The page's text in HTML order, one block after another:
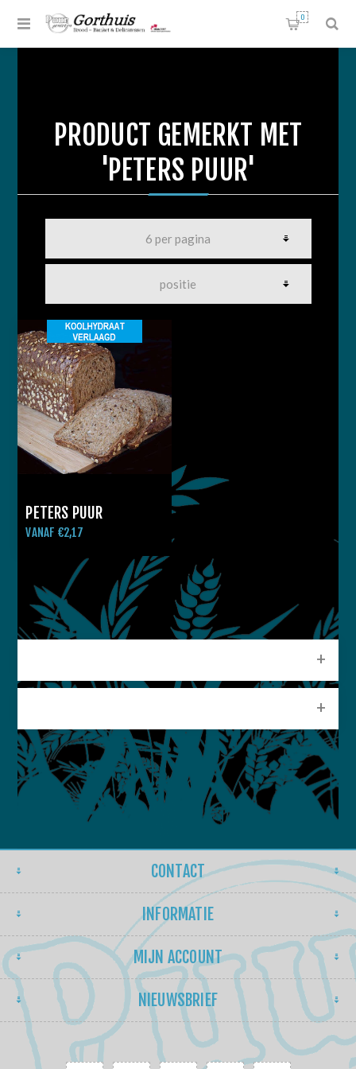
0
PRODUCT GEMERKT MET
'PETERS PUUR'
PETERS PUUR
VANAF €2,17
CONTACT
INFORMATIE
MIJN ACCOUNT
NIEUWSBRIEF